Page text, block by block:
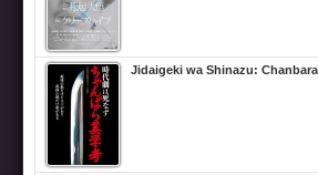
Jidaigeki wa Shinazu: